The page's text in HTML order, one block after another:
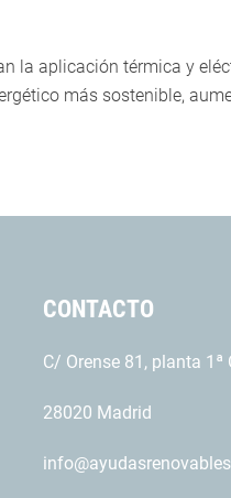
la aplicación térmica y
más sostenible,
CONTACTO
C/ Orense 81, planta 1ª
28020 Madrid